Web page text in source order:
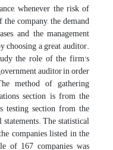
whenever the risk of
company, the demand
and the management
choosing a great auditor.
the role of the firm's
auditor in order
method of gathering
section is from the
testing section from the
The statistical
companies listed in the
of 167 companies was